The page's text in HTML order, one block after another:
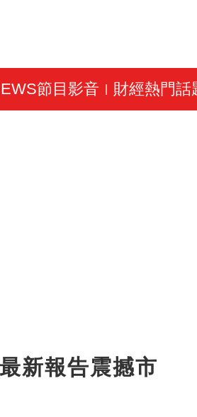
節目影音 財經熱門話
新報告震撼市